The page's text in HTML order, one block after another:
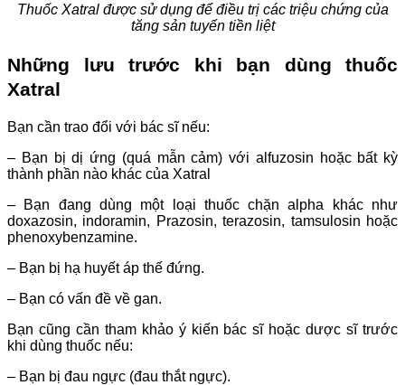
Thuốc Xatral được sử dụng để điều trị các triệu chứng của
tăng sản tuyến tiền liệt
Những lưu trước khi bạn dùng thuốc
Xatral
Bạn cần trao đổi với bác sĩ nếu:
– Bạn bị dị ứng (quá mẫn cảm) với alfuzosin hoặc bất kỳ
thành phần nào khác của Xatral
– Bạn đang dùng một loại thuốc chặn alpha khác như
doxazosin, indoramin, Prazosin, terazosin, tamsulosin hoặc
phenoxybenzamine.
– Bạn bị hạ huyết áp thế đứng.
– Bạn có vấn đề về gan.
Bạn cũng cần tham khảo ý kiến bác sĩ hoặc dược sĩ trước
khi dùng thuốc nếu:
– Bạn bị đau ngực (đau thắt ngực).